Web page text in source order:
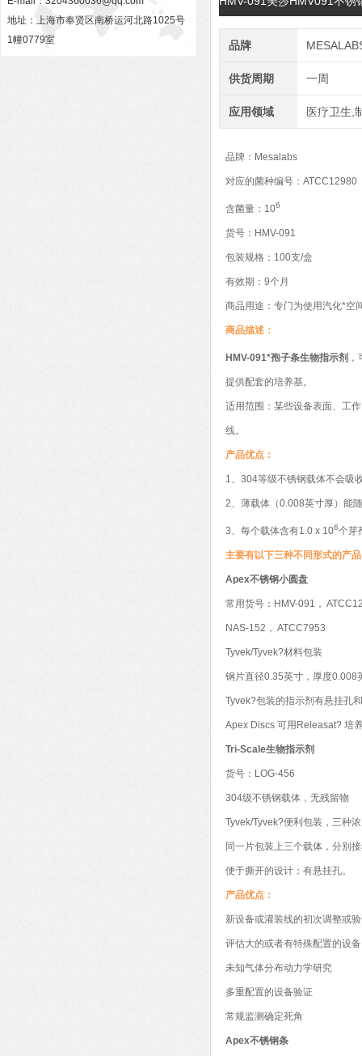
地址：上海市奉贤区南桥运河北路1025号
1幢0779室
品牌
供货周期 一周
应用领域 医疗卫生,
品牌：Mesalabs
对应的菌种编号：ATCC12980
含菌量：106
货号：HMV-091
包装规格：100支/盒
有效期：9个月
商品用途：专门为使用汽化*空
商品描述：
HMV-091*孢子条生物指示剂
提供配套的培养基。
适用范围：某些设备表面、工
线。
产品优点：
1、304等级不锈钢载体不会吸
2、薄载体（0.008英寸厚）能
3、每个载体含有1.0 x 106个芽
主要有以下三种不同形式的产
Apex不锈钢小圆盘
常用货号：HMV-091，
NAS-152， ATCC7953
Tyvek/Tyvek?材料包装
钢片直径0.35英寸，厚度0.008
Tyvek?包装的指示剂有悬挂孔
Apex Discs 可用Releasat? 培
Tri-Scale生物指示剂
货号：LOG-456
304级不锈钢载体，无残留物
Tyvek/Tyvek?便利包装，三种
同一片包装上三个载体，分别
便于撕开的设计；有悬挂孔。
产品优点：
新设备或灌装线的初次调整或
评估大的或者有特殊配置的设备
未知气体分布动力学研究
多重配置的设备验证
常规监测确定死角
Apex不锈钢条